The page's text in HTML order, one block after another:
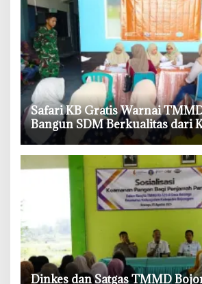
‎Safari KB Gratis Warnai
Bangun SDM Berkualitas dari
‎Dinkes dan Satgas TMMD